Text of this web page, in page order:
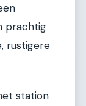
prachtig
rustigere
station